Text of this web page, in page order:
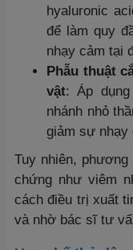
hyaluronic
để làm quy
nhạy cảm tại
Phẫu thuật
vật: Áp
nhánh nhỏ
giảm sự nhạy
Tuy nhiên,
chứng như viêm
cách điều trị xuất
và nhờ bác sĩ tư